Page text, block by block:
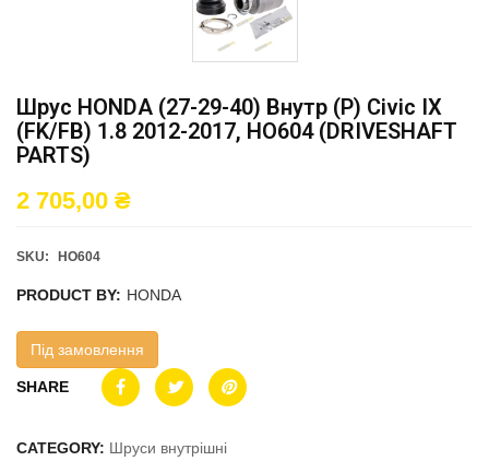
Шрус HONDA (27-29-40) Внутр (P) Civic IX
(FK/FB) 1.8 2012-2017, HO604 (DRIVESHAFT
PARTS)
2 705,00 ₴
SKU: HO604
PRODUCT BY: HONDA
Під замовлення
SHARE
CATEGORY: Шруси внутрішні